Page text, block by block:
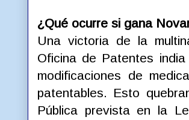
¿Qué ocurre si gana
Una victoria de la
Oficina de Patentes
modificaciones de
patentables. Esto
Pública prevista en la